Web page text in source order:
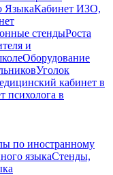
ЯзыкаКабинет ИЗО,
стендыРоста
и
Оборудование
Уголок
кабинет в
психолога в
по иностранному
языкаСтенды,